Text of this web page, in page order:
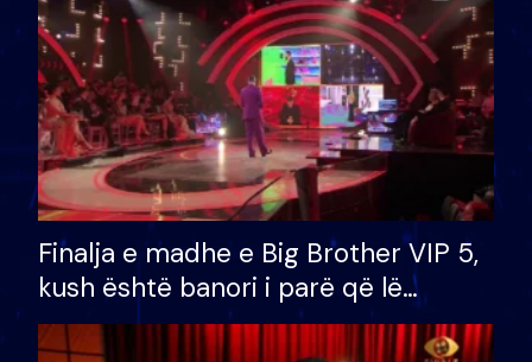
Finalja e madhe e Big Brother VIP 5,
kush është banori i parë që lë
shtëpinë dhe humb mundësinë për